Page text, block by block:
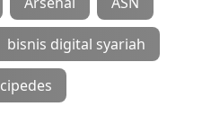
bisnis digital syariah
cipedes